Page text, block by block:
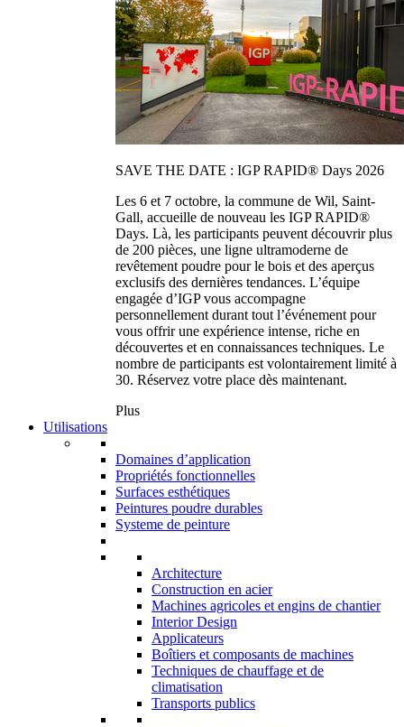
SAVE THE DATE : IGP RAPID® Days 2026
Les 6 et 7 octobre, la commune de Wil, Saint-
Gall, accueille de nouveau les IGP RAPID®
Days. Là, les participants peuvent découvrir plus
de 200 pièces, une ligne ultramoderne de
revêtement poudre pour le bois et des aperçus
exclusifs des dernières tendances. L’équipe
engagée d’IGP vous accompagne
personnellement durant tout l’événement pour
vous offrir une expérience intense, riche en
découvertes et en connaissances techniques. Le
nombre de participants est volontairement limité à
30. Réservez votre place dès maintenant.
Plus
Utilisations
Domaines d’application
Propriétés fonctionnelles
Surfaces esthétiques
Peintures poudre durables
Systeme de peinture
Architecture
Construction en acier
Machines agricoles et engins de chantier
Interior Design
Applicateurs
Boîtiers et composants de machines
Techniques de chauffage et de
climatisation
Transports publics